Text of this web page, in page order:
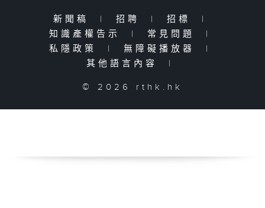
新聞稿 | 招聘 | 招標
|
知識產權告示
| 常見問題
|
私隱政策
| 無障礙播放器
|
其他語言內容
|
© 2026 rthk.hk